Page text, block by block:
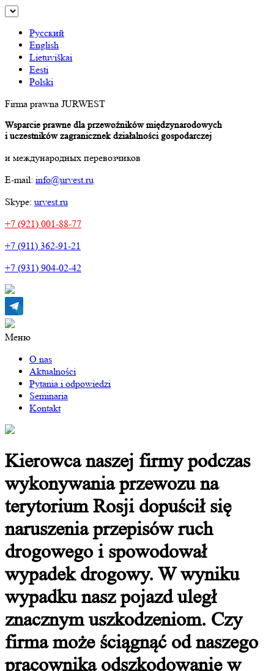
Русский
English
Lietuviškai
Eesti
Polski
Firma prawna JURWEST
Wsparcie prawne dla przewoźników międzynarodowych
i uczestników zagranicznek działalności gospodarczej
и международных перевозчиков
E-mail: info@urvest.ru
Skype: urvest.ru
+7 (921) 001-88-77
+7 (911) 362-91-21
+7 (931) 904-02-42
Меню
O nas
Aktualności
Pytania i odpowiedzi
Seminaria
Kontakt
Kierowca naszej firmy podczas
wykonywania przewozu na
terytorium Rosji dopuścił się
naruszenia przepisów ruch
drogowego i spowodował
wypadek drogowy. W wyniku
wypadku nasz pojazd uległ
znacznym uszkodzeniom. Czy
firma może ściągnąć od naszego
pracownika odszkodowanie w